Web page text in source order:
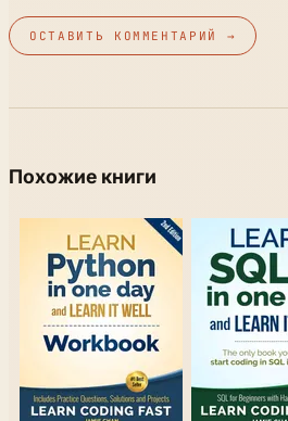
ОСТАВИТЬ КОММЕНТАРИЙ →
Похожие книги